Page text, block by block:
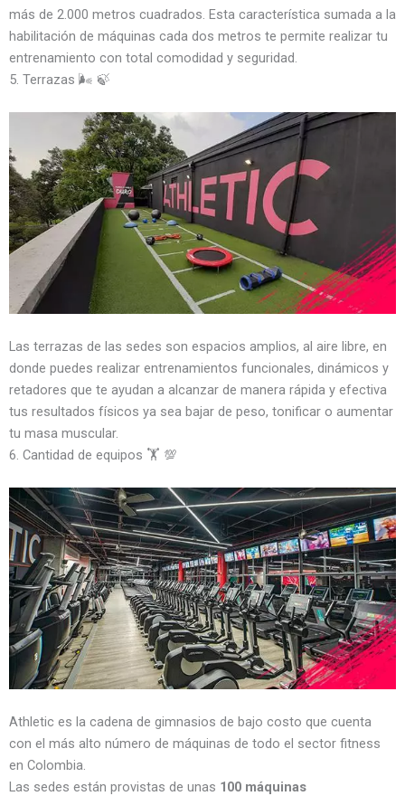
más de 2.000 metros cuadrados. Esta característica sumada a la
habilitación de máquinas cada dos metros te permite realizar tu
entrenamiento con total comodidad y seguridad.
5. Terrazas 🌬️ 🍃
Las terrazas de las sedes son espacios amplios, al aire libre, en
donde puedes realizar entrenamientos funcionales, dinámicos y
retadores que te ayudan a alcanzar de manera rápida y efectiva
tus resultados físicos ya sea bajar de peso, tonificar o aumentar
tu masa muscular.
6. Cantidad de equipos 🏋️ 💯
Athletic es la cadena de gimnasios de bajo costo que cuenta
con el más alto número de máquinas de todo el sector fitness
en Colombia.
Las sedes están provistas de unas 100 máquinas